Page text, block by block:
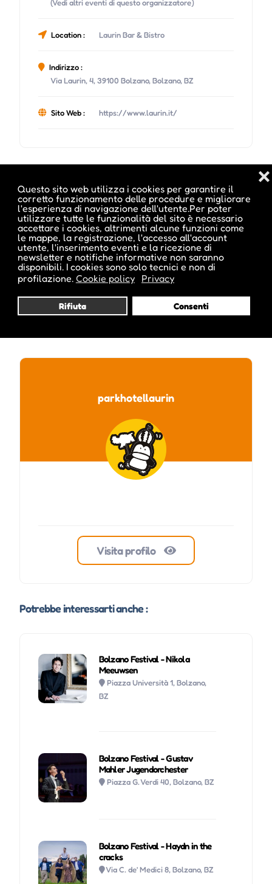
Questo sito web utilizza i cookies per garantire il
corretto funzionamento delle procedure e migliorare
l'esperienza di navigazione dell'utente.Per poter
utilizzare tutte le funzionalità del sito è necessario
accettare i cookies, altrimenti alcune funzioni come
le mappe, la registrazione, l'accesso all'account
utente, l'inserimento eventi e la ricezione di
newsletter e notifiche informative non saranno
disponibili. I cookies sono solo tecnici e non di
profilazione. Cookie policy Privacy
Rifiuta Consenti
❌
(Vedi altri eventi di questo organizzatore)
Location : Laurin Bar & Bistro
Indirizzo :
Via Laurin, 4, 39100 Bolzano, Bolzano, BZ
Sito Web : https://www.laurin.it/
Date e orari evento :
parkhotellaurin
Visita profilo
Potrebbe interessarti anche :
Bolzano Festival - Nikola
Meeuwsen
Piazza Università 1, Bolzano,
BZ
Bolzano Festival - Gustav
Mahler Jugendorchester
Piazza G. Verdi 40, Bolzano, BZ
Bolzano Festival - Haydn in the
cracks
Via C. de’ Medici 8, Bolzano, BZ